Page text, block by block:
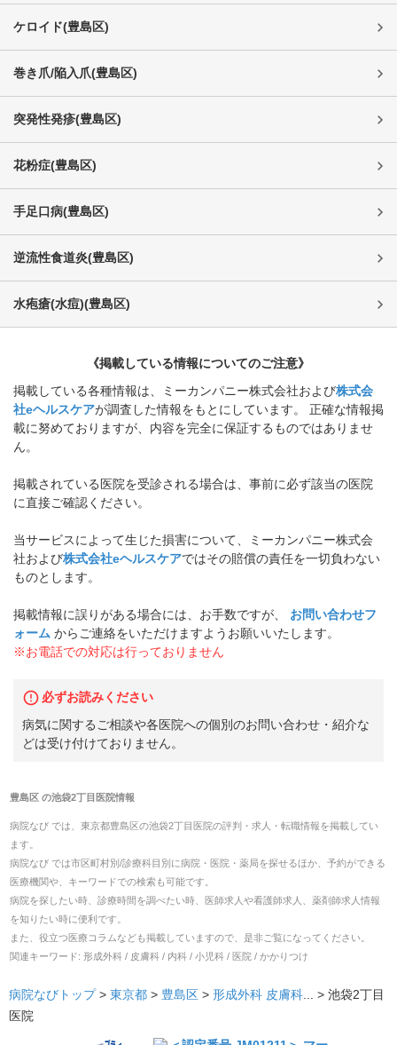
ケロイド(豊島区)
巻き爪/陥入爪(豊島区)
突発性発疹(豊島区)
花粉症(豊島区)
手足口病(豊島区)
逆流性食道炎(豊島区)
水疱瘡(水痘)(豊島区)
《掲載している情報についてのご注意》
掲載している各種情報は、ミーカンパニー株式会社および株式会
社eヘルスケアが調査した情報をもとにしています。 正確な情報掲
載に努めておりますが、内容を完全に保証するものではありませ
ん。
掲載されている医院を受診される場合は、事前に必ず該当の医院
に直接ご確認ください。
当サービスによって生じた損害について、ミーカンパニー株式会
社および株式会社eヘルスケアではその賠償の責任を一切負わない
ものとします。
掲載情報に誤りがある場合には、お手数ですが、
お問い合わせフ
ォーム からご連絡をいただけますようお願いいたします。
※お電話での対応は行っておりません
必ずお読みください
病気に関するご相談や各医院への個別のお問い合わせ・紹介な
どは受け付けておりません。
豊島区の池袋2丁目医院情報
病院なび では、 東京都豊島区の池袋2丁目医院の評判・求人・転職情報を掲載してい
ます。
病院なび では市区町村別/診療科目別に病院・医院・薬局を探せるほか、予約ができる
医療機関や、キーワードでの検索も可能です。
病院を探したい時、診療時間を調べたい時、医師求人や看護師求人、薬剤師求人情報
を知りたい時に便利です。
また、役立つ医療コラムなども掲載していますので、是非ご覧になってください。
関連キーワード: 形成外科 / 皮膚科 / 内科 / 小児科 / 医院 / かかりつけ
病院なびトップ > 東京都 > 豊島区 > 形成外科 皮膚科... > 池袋2丁目
医院